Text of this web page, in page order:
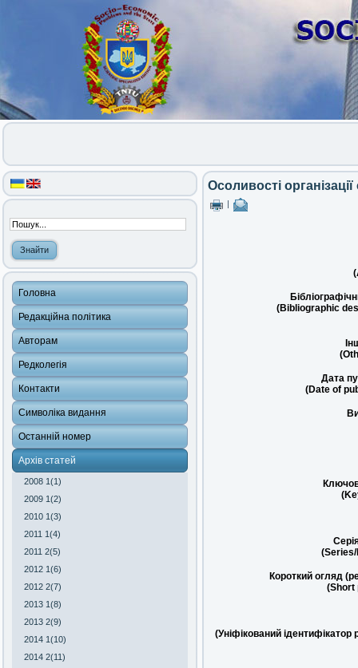
Головна
Редакційна політика
Авторам
Редколегія
Контакти
Символіка видання
Останній номер
Архів статей
2008 1(1)
2009 1(2)
2010 1(3)
2011 1(4)
2011 2(5)
2012 1(6)
2012 2(7)
2013 1(8)
2013 2(9)
2014 1(10)
2014 2(11)
Осоливості
(Bibliographic
Дата
(Date of
Короткий огляд
(Short
(Уніфікований ідентифікатор